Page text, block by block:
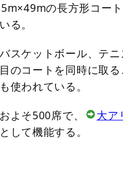
の長方形コー
る。
スケットボール、テ
のコートを同時に取
使われている。
よそ500席で、 大ア
して機能する。